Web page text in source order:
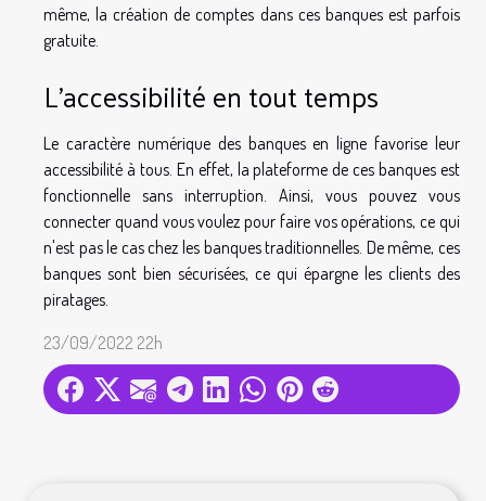
même, la création de comptes dans ces banques est parfois
gratuite.
L'accessibilité en tout temps
Le caractère numérique des banques en ligne favorise leur
accessibilité à tous. En effet, la plateforme de ces banques est
fonctionnelle sans interruption. Ainsi, vous pouvez vous
connecter quand vous voulez pour faire vos opérations, ce qui
n'est pas le cas chez les banques traditionnelles. De même, ces
banques sont bien sécurisées, ce qui épargne les clients des
piratages.
23/09/2022 22h